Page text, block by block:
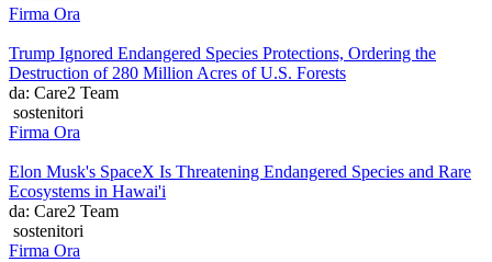
Firma Ora
Trump Ignored Endangered Species Protections, Ordering the
Destruction of 280 Million Acres of U.S. Forests
da: Care2 Team
sostenitori
Firma Ora
Elon Musk's SpaceX Is Threatening Endangered Species and Rare
Ecosystems in Hawai'i
da: Care2 Team
sostenitori
Firma Ora